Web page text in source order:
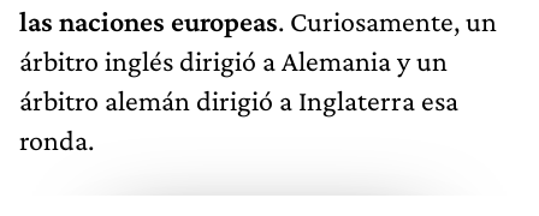
las naciones europeas. Curiosamente, un
árbitro inglés dirigió a Alemania y un
árbitro alemán dirigió a Inglaterra esa
ronda.